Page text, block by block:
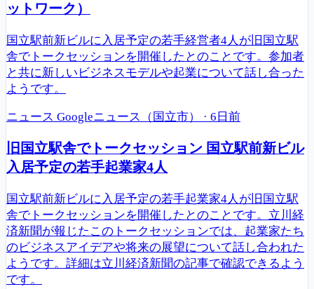
ットワーク）
国立駅前新ビルに入居予定の若手経営者4人が旧国立駅
舎でトークセッションを開催したとのことです。参加者
と共に新しいビジネスモデルや起業について話し合った
ようです。
ニュース Googleニュース（国立市） · 6日前
旧国立駅舎でトークセッション 国立駅前新ビル
入居予定の若手起業家4人
国立駅前新ビルに入居予定の若手起業家4人が旧国立駅
舎でトークセッションを開催したとのことです。立川経
済新聞が報じたこのトークセッションでは、起業家たち
のビジネスアイデアや将来の展望について話し合われた
ようです。詳細は立川経済新聞の記事で確認できるよう
です。